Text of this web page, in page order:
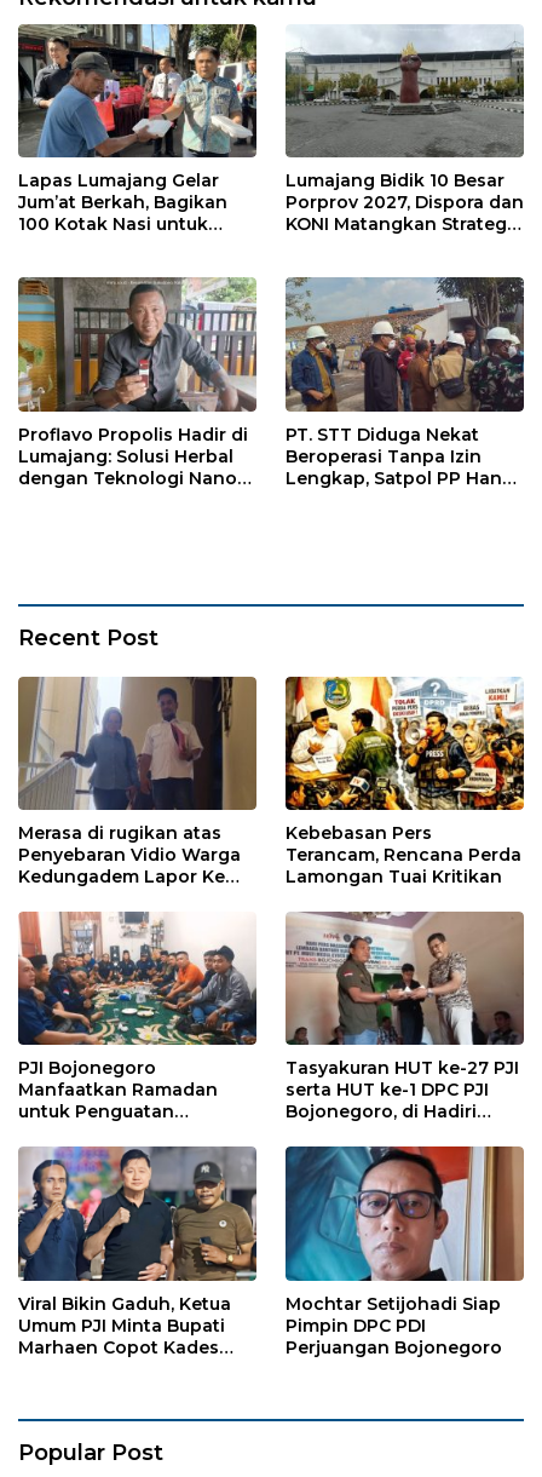
Lapas Lumajang Gelar
Jum’at Berkah, Bagikan
100 Kotak Nasi untuk
Lumajang Bidik 10 Besar
Porprov 2027, Dispora dan
KONI Matangkan Strategi
Proflavo Propolis Hadir di
Lumajang: Solusi Herbal
dengan Teknologi Nano
PT. STT Diduga Nekat
Beroperasi Tanpa Izin
Lengkap, Satpol PP Hanya
Recent Post
Merasa di rugikan atas
Penyebaran Vidio Warga
Kedungadem Lapor Ke
Kebebasan Pers
Terancam, Rencana Perda
Lamongan Tuai Kritikan
PJI Bojonegoro
Manfaatkan Ramadan
untuk Penguatan
Kebersamaan
Tasyakuran HUT ke-27 PJI
serta HUT ke-1 DPC PJI
Bojonegoro, di Hadiri
Viral Bikin Gaduh, Ketua
Umum PJI Minta Bupati
Marhaen Copot Kades
Mochtar Setijohadi Siap
Pimpin DPC PDI
Perjuangan Bojonegoro
Popular Post